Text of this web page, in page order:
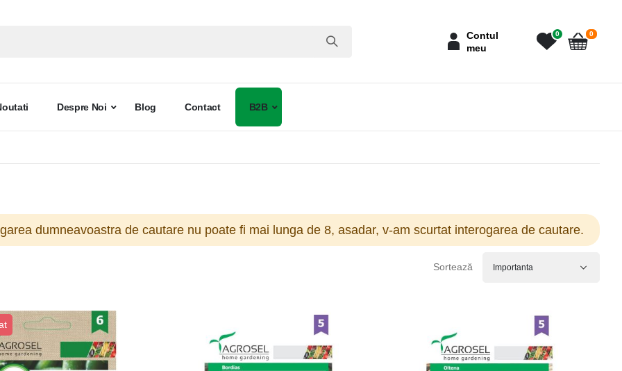
Contul
meu
0
Cart
0articole
Despre Noi Blog Contact B2B
dumneavoastra de cautare nu poate fi mai lunga de 8, asadar, v-am scurtat interogarea de cautare.
Sortează